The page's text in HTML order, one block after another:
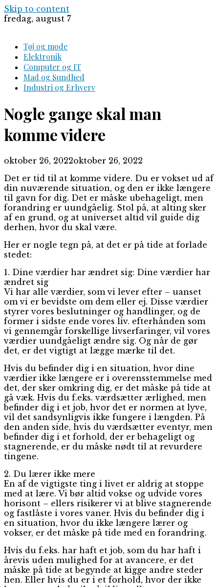
Skip to content
fredag, august 7
Tøj og mode
Elektronik
Computer og IT
Mad og Sundhed
Industri og Erhverv
Nogle gange skal man
komme videre
oktober 26, 2022oktober 26, 2022
Det er tid til at komme videre. Du er vokset ud af
din nuværende situation, og den er ikke længere
til gavn for dig. Det er måske ubehageligt, men
forandring er uundgåelig. Stol på, at alting sker
af en grund, og at universet altid vil guide dig
derhen, hvor du skal være.
Her er nogle tegn på, at det er på tide at forlade
stedet:
1. Dine værdier har ændret sig: Dine værdier har
ændret sig
Vi har alle værdier, som vi lever efter – uanset
om vi er bevidste om dem eller ej. Disse værdier
styrer vores beslutninger og handlinger, og de
former i sidste ende vores liv. efterhånden som
vi gennemgår forskellige livserfaringer, vil vores
værdier uundgåeligt ændre sig. Og når de gør
det, er det vigtigt at lægge mærke til det.
Hvis du befinder dig i en situation, hvor dine
værdier ikke længere er i overensstemmelse med
det, der sker omkring dig, er det måske på tide at
gå væk. Hvis du f.eks. værdsætter ærlighed, men
befinder dig i et job, hvor det er normen at lyve,
vil det sandsynligvis ikke fungere i længden. På
den anden side, hvis du værdsætter eventyr, men
befinder dig i et forhold, der er behageligt og
stagnerende, er du måske nødt til at revurdere
tingene.
2. Du lærer ikke mere
En af de vigtigste ting i livet er aldrig at stoppe
med at lære. Vi bør altid vokse og udvide vores
horisont – ellers risikerer vi at blive stagnerende
og fastlåste i vores vaner. Hvis du befinder dig i
en situation, hvor du ikke længere lærer og
vokser, er det måske på tide med en forandring.
Hvis du f.eks. har haft et job, som du har haft i
årevis uden mulighed for at avancere, er det
måske på tide at begynde at kigge andre steder
hen. Eller hvis du er i et forhold, hvor der ikke